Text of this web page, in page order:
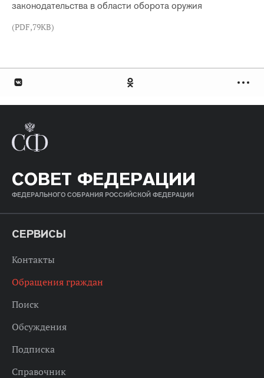
законодательства в области оборота оружия
(PDF,79KB)
СОВЕТ ФЕДЕРАЦИИ
ФЕДЕРАЛЬНОГО СОБРАНИЯ РОССИЙСКОЙ ФЕДЕРАЦИИ
СЕРВИСЫ
Контакты
Обращения граждан
Поиск
Обсуждения
Подписка
Справочник